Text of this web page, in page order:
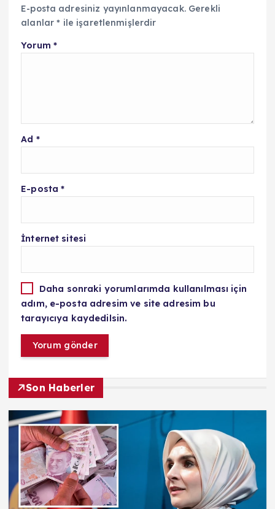
E-posta adresiniz yayınlanmayacak. Gerekli
alanlar* ile işaretlenmişlerdir
Yorum *
Ad *
E-posta*
İnternet sitesi
Daha sonraki yorumlarımda kullanılması için
adım, e-posta adresim ve site adresim bu
tarayıcıya kaydedilsin.
Son Haberler